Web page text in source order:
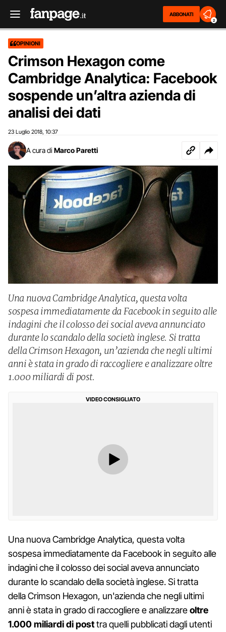
ABBONATI
2
OPINIONI
Crimson Hexagon come
Cambridge Analytica: Facebook
sospende un’altra azienda di
analisi dei dati
23 Luglio 2018 10:37
A cura di Marco Paretti
Una nuova Cambridge Analytica, questa volta
sospesa immediatamente da Facebook in seguito alle
indagini che il colosso dei social aveva annunciato
durante lo scandalo della società inglese. Si tratta
della Crimson Hexagon, un’azienda che negli ultimi
anni è stata in grado di raccogliere e analizzare oltre
1.000 miliardi di post.
VIDEO CONSIGLIATO
Una nuova Cambridge Analytica, questa volta
sospesa immediatamente da Facebook in seguito alle
indagini che il colosso dei social aveva annunciato
durante lo scandalo della società inglese. Si tratta
della Crimson Hexagon, un'azienda che negli ultimi
anni è stata in grado di raccogliere e analizzareoltre
1.000 miliardi di posttra quelli pubblicati dagli utenti